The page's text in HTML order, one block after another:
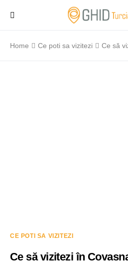
Home Ce poti sa vizitezi Ce să
CE POTI SA VIZITEZI
Ce să vizitezi în